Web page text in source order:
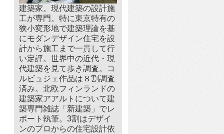
建築家。現代建築の設計施
工が専門。特に東京特有の
狭小変形地で建築理論を基
にモダンデザイン住宅を設
計から施工まで一貫して行
い定評。世界中の近代・現
代建築を見て歩き調査。コ
ルビュジェ作品は８割調査
済み。北欧フィンランドの
建築家アアルトについて建
築専門雑誌「新建築」でレ
ポート執筆。3割はデザイ
ンのプロからの住宅設計依